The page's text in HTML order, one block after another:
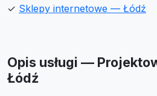
✓ Sklepy internetowe — Łódź
Opis usługi —
Łódź